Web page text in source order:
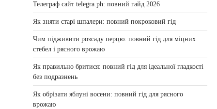
Телеграф сайт telegra.ph: повний гайд 2026
Як зняти старі шпалери: повний покроковий гід
Чим підживити розсаду перцю: повний гід для міцних
стебел і рясного врожаю
Як правильно бритися: повний гід для ідеальної гладкості
без подразнень
Як обрізати яблуні восени: повний гід для рясного
врожаю